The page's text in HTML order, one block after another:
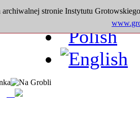
archiwalnej stronie Instytutu